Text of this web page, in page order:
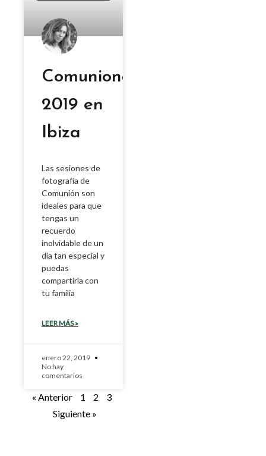
Comuniones
2019 en
Ibiza
Las sesiones de
fotografía de
Comunión son
ideales para que
tengas un
recuerdo
inolvidable de un
día tan especial y
puedas
compartirla con
tu familia
LEER MÁS »
enero 22, 2019
No hay
comentarios
« Anterior 1 2
3
Siguiente »